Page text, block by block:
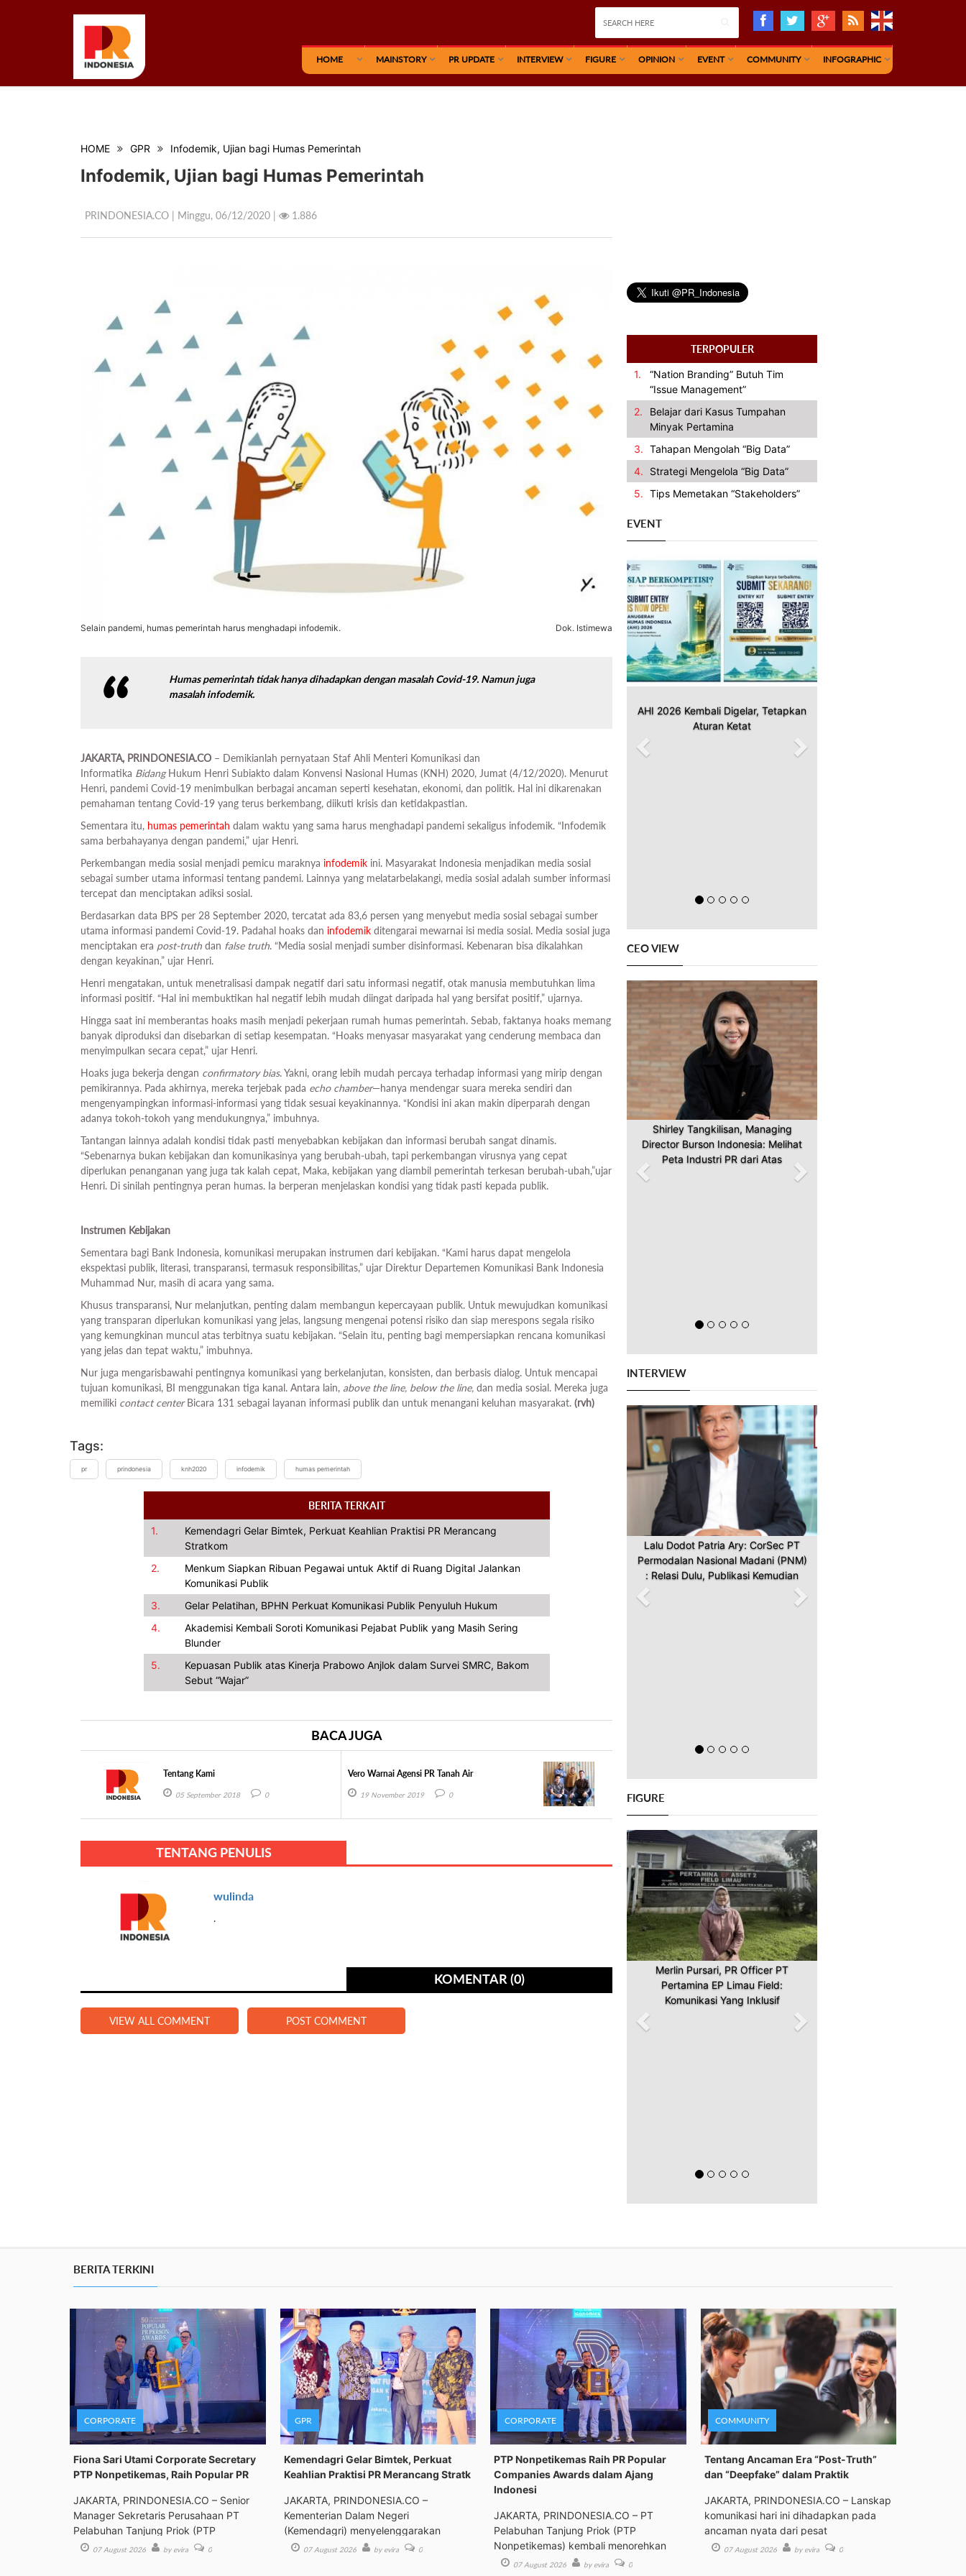
HOME MAINSTORY PR UPDATE INTERVIEW FIGURE OPINION EVENT COMMUNITY INFOGRAPHIC
HOME GPR Infodemik, Ujian bagi Humas Pemerintah
Infodemik, Ujian bagi Humas Pemerintah
PRINDONESIA.CO | Minggu, 06/12/2020 | 1.886
Selain pandemi, humas pemerintah harus menghadapi infodemik. Dok. Istimewa
Humas pemerintah tidak hanya dihadapkan dengan masalah Covid-19. Namun juga
masalah infodemik.
JAKARTA, PRINDONESIA.CO – Demikianlah pernyataan Staf Ahli Menteri Komunikasi dan
Informatika BidangHukum Henri Subiakto dalam Konvensi Nasional Humas (KNH) 2020, Jumat (4/12/2020). Menurut
Henri, pandemi Covid-19 menimbulkan berbagai ancaman seperti kesehatan, ekonomi, dan politik. Hal ini dikarenakan
pemahaman tentang Covid-19 yang terus berkembang, diikuti krisis dan ketidakpastian.
Sementara itu, humas pemerintah dalam waktu yang sama harus menghadapi pandemi sekaligus infodemik. “Infodemik
sama berbahayanya dengan pandemi,” ujar Henri.
Perkembangan media sosial menjadi pemicu maraknya infodemik ini. Masyarakat Indonesia menjadikan media sosial
sebagai sumber utama informasi tentang pandemi. Lainnya yang melatarbelakangi, media sosial adalah sumber informasi
tercepat dan menciptakan adiksi sosial.
Berdasarkan data BPS per 28 September 2020, tercatat ada 83,6 persen yang menyebut media sosial sebagai sumber
utama informasi pandemi Covid-19. Padahal hoaks dan infodemik ditengarai mewarnai isi media sosial. Media sosial juga
menciptakan era post-truth dan false truth. “Media sosial menjadi sumber disinformasi. Kebenaran bisa dikalahkan
dengan keyakinan,” ujar Henri.
Henri mengatakan, untuk menetralisasi dampak negatif dari satu informasi negatif, otak manusia membutuhkan lima
informasi positif. “Hal ini membuktikan hal negatif lebih mudah diingat daripada hal yang bersifat positif,” ujarnya.
Hingga saat ini memberantas hoaks masih menjadi pekerjaan rumah humas pemerintah. Sebab, faktanya hoaks memang
banyak diproduksi dan disebarkan di setiap kesempatan. “Hoaks menyasar masyarakat yang cenderung membaca dan
menyimpulkan secara cepat,” ujar Henri.
Hoaks juga bekerja dengan confirmatory bias. Yakni, orang lebih mudah percaya terhadap informasi yang mirip dengan
pemikirannya. Pada akhirnya, mereka terjebak pada echo chamber—hanya mendengar suara mereka sendiri dan
mengenyampingkan informasi-informasi yang tidak sesuai keyakinannya. “Kondisi ini akan makin diperparah dengan
adanya tokoh-tokoh yang mendukungnya,” imbuhnya.
Tantangan lainnya adalah kondisi tidak pasti menyebabkan kebijakan dan informasi berubah sangat dinamis.
“Sebenarnya bukan kebijakan dan komunikasinya yang berubah-ubah, tapi perkembangan virusnya yang cepat
diperlukan penanganan yang juga tak kalah cepat, Maka, kebijakan yang diambil pemerintah terkesan berubah-ubah,”ujar
Henri. Di sinilah pentingnya peran humas. Ia berperan menjelaskan kondisi yang tidak pasti kepada publik.
Instrumen Kebijakan
Sementara bagi Bank Indonesia, komunikasi merupakan instrumen dari kebijakan. “Kami harus dapat mengelola
ekspektasi publik, literasi, transparansi, termasuk responsibilitas,” ujar Direktur Departemen Komunikasi Bank Indonesia
Muhammad Nur, masih di acara yang sama.
Khusus transparansi, Nur melanjutkan, penting dalam membangun kepercayaan publik. Untuk mewujudkan komunikasi
yang transparan diperlukan komunikasi yang jelas, langsung mengenai potensi risiko dan siap merespons segala risiko
yang kemungkinan muncul atas terbitnya suatu kebijakan. “Selain itu, penting bagi mempersiapkan rencana komunikasi
yang jelas dan tepat waktu,” imbuhnya.
Nur juga mengarisbawahi pentingnya komunikasi yang berkelanjutan, konsisten, dan berbasis dialog. Untuk mencapai
tujuan komunikasi, BI menggunakan tiga kanal. Antara lain, above the line, below the line, dan media sosial. Mereka juga
memiliki contact centerBicara 131 sebagai layanan informasi publik dan untuk menangani keluhan masyarakat. (rvh)
Tags:
pr prindonesia knh2020 infodemik humas pemerintah
BERITA TERKAIT
1.
Kemendagri Gelar Bimtek, Perkuat Keahlian Praktisi PR Merancang
Stratkom
2.
Menkum Siapkan Ribuan Pegawai untuk Aktif di Ruang Digital Jalankan
Komunikasi Publik
3.
Gelar Pelatihan, BPHN Perkuat Komunikasi Publik Penyuluh Hukum
4.
Akademisi Kembali Soroti Komunikasi Pejabat Publik yang Masih Sering
Blunder
5.
Kepuasan Publik atas Kinerja Prabowo Anjlok dalam Survei SMRC, Bakom
Sebut “Wajar”
BACA JUGA
Tentang Kami
05 September 2018 0
Vero Warnai Agensi PR Tanah Air
19 November 2019 0
TENTANG PENULIS
wulinda
.
KOMENTAR (0)
VIEW ALL COMMENT POST COMMENT
TERPOPULER
1.
“Nation Branding” Butuh Tim
“Issue Management”
2.
Belajar dari Kasus Tumpahan
Minyak Pertamina
3. Tahapan Mengolah “Big Data”
4.
Strategi Mengelola “Big Data”
5. Tips Memetakan “Stakeholders”
EVENT
AHI 2026 Kembali Digelar, Tetapkan
Aturan Ketat
Previous Next
CEO VIEW
Shirley Tangkilisan, Managing
Director Burson Indonesia: Melihat
Peta Industri PR dari Atas
Previous Next
INTERVIEW
Lalu Dodot Patria Ary: CorSec PT
Permodalan Nasional Madani (PNM)
: Relasi Dulu, Publikasi Kemudian
Previous Next
FIGURE
Merlin Pursari, PR Officer PT
Pertamina EP Limau Field:
Komunikasi Yang Inklusif
Previous Next
BERITA TERKINI
CORPORATE
Fiona Sari Utami Corporate Secretary
PTP Nonpetikemas, Raih Popular PR
JAKARTA, PRINDONESIA.CO – Senior
Manager Sekretaris Perusahaan PT
Pelabuhan Tanjung Priok (PTP
07 August 2026 by evira 0
GPR
Kemendagri Gelar Bimtek, Perkuat
Keahlian Praktisi PR Merancang Stratk
JAKARTA, PRINDONESIA.CO –
Kementerian Dalam Negeri
(Kemendagri) menyelenggarakan
Bimbingan Tek
07 August 2026 by evira 0
CORPORATE
PTP Nonpetikemas Raih PR Popular
Companies Awards dalam Ajang
Indonesi
JAKARTA, PRINDONESIA.CO – PT
Pelabuhan Tanjung Priok (PTP
Nonpetikemas) kembali menorehkan
pre 07 August 2026 by evira 0
COMMUNITY
Tentang Ancaman Era “Post-Truth”
dan “Deepfake” dalam Praktik
JAKARTA, PRINDONESIA.CO – Lanskap
komunikasi hari ini dihadapkan pada
ancaman nyata dari pesat
07 August 2026 by evira 0